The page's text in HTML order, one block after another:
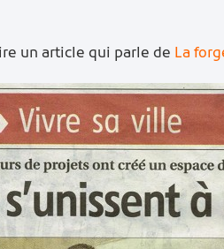
un article qui parle de La